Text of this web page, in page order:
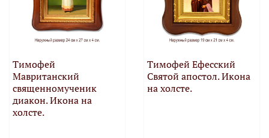
Тимофей
Мавританский
священномученик
диакон. Икона на
холсте.
Тимофей Ефесский
Святой апостол. Икона
на холсте.